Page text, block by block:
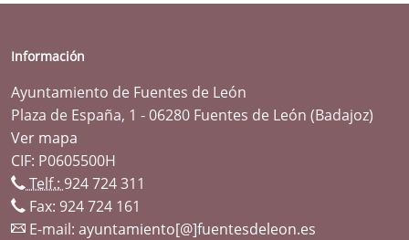
Información
Ayuntamiento de Fuentes de León
Plaza de España, 1 - 06280 Fuentes de León (Badajoz)
Ver mapa
CIF: P0605500H
Telf.: 924 724 311
Fax: 924 724 161
E-mail: ayuntamiento[@]fuentesdeleon.es